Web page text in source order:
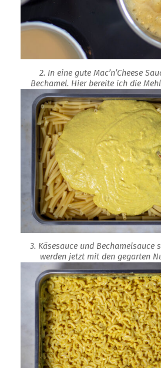
2. In eine gute Mac’n’Cheese
Bechamel. Hier bereite ich die
3. Käsesauce und Bechamelsauce
werden jetzt mit den gegarten